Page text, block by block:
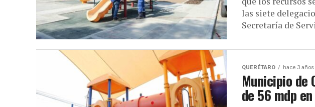
las siete
Secretaría de
QUERÉTARO hace 3 años
Municipio de
de 56 mdp